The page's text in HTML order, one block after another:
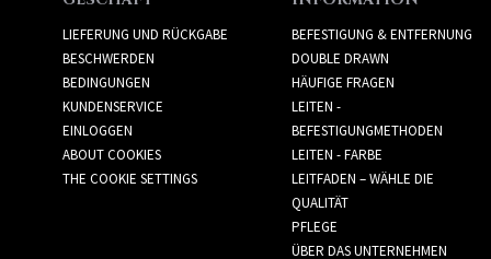
LIEFERUNG UND RÜCKGABE
BESCHWERDEN
BEDINGUNGEN
KUNDENSERVICE
EINLOGGEN
ABOUT COOKIES
THE COOKIE SETTINGS
BEFESTIGUNG & ENTFERNUNG
DOUBLE DRAWN
HÄUFIGE FRAGEN
LEITEN -
BEFESTIGUNGMETHODEN
LEITEN - FARBE
LEITFADEN – WÄHLE DIE
QUALITÄT
PFLEGE
ÜBER DAS UNTERNEHMEN